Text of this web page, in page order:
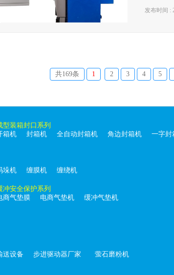
发布时间 :
共169条 1 2 3 4 5
型装箱封口系列
箱机
封箱机 全自动封箱机 角边封箱机 一字封
垛机 缠膜机 缠绕机
冲安全保护系列
商气垫膜
电商气垫机 缓冲气垫机
送设备 步进驱动器厂家 萤石磨粉机